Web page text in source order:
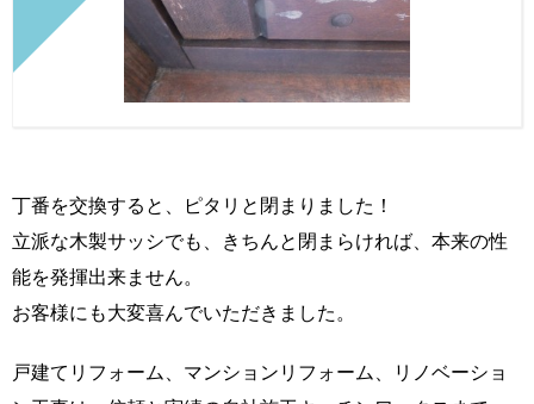
丁番を交換すると、ピタリと閉まりました！
立派な木製サッシでも、きちんと閉まらければ、本来の性
能を発揮出来ません。
お客様にも大変喜んでいただきました。
戸建てリフォーム、マンションリフォーム、リノベーショ